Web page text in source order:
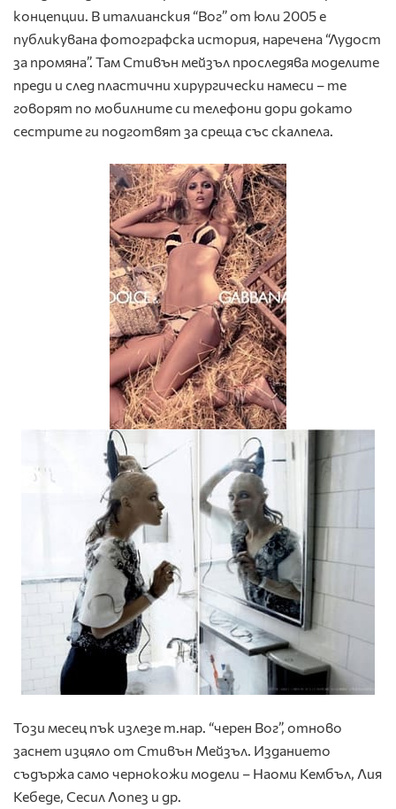
концепции. В италианския “Вог” от юли 2005 е
публикувана фотографска история, наречена “Лудост
за промяна”. Там Стивън мейзъл проследява моделите
преди и след пластични хирургически намеси – те
говорят по мобилните си телефони дори докато
сестрите ги подготвят за среща със скалпела.
Този месец пък излезе т.нар. “черен Вог”, отново
заснет изцяло от Стивън Мейзъл. Изданието
съдържа само чернокожи модели – Наоми Кембъл, Лия
Кебеде, Сесил Лопез и др.